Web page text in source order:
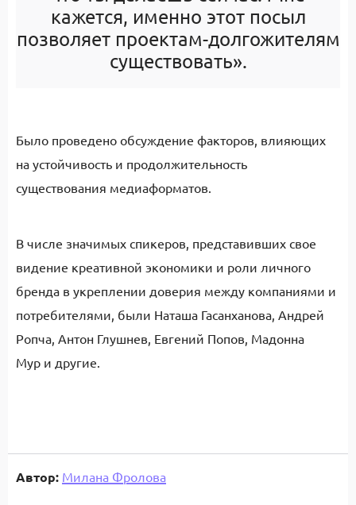
кажется, именно этот посыл
позволяет проектам-долгожителям
существовать».
Было проведено обсуждение факторов, влияющих
на устойчивость и продолжительность
существования медиаформатов.
В числе значимых спикеров, представивших свое
видение креативной экономики и роли личного
бренда в укреплении доверия между компаниями и
потребителями, были Наташа Гасанханова, Андрей
Ропча, Антон Глушнев, Евгений Попов, Мадонна
Мур и другие.
Автор: Милана Фролова